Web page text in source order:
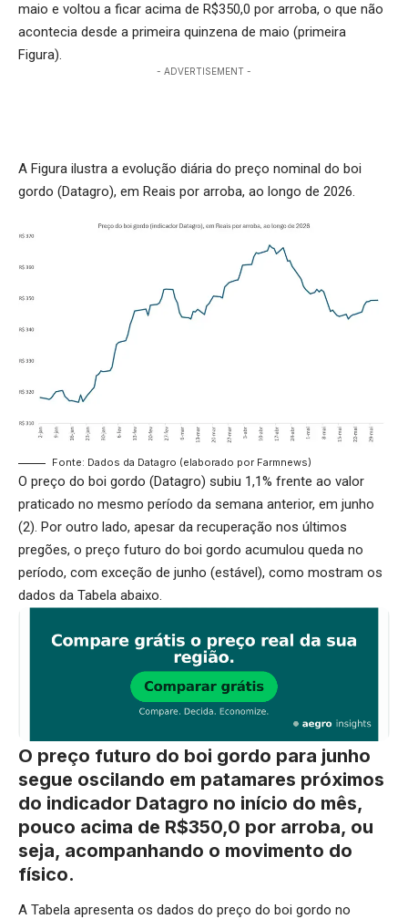
maio e voltou a ficar acima de R$350,0 por arroba, o que não
acontecia desde a primeira quinzena de maio (primeira
Figura).
- ADVERTISEMENT -
A Figura ilustra a evolução diária do preço nominal do boi
gordo (Datagro), em Reais por arroba, ao longo de 2026.
Fonte: Dados da Datagro (elaborado por Farmnews)
O preço do boi gordo (Datagro) subiu 1,1% frente ao valor
praticado no mesmo período da semana anterior, em junho
(2). Por outro lado, apesar da recuperação nos últimos
pregões, o preço futuro do boi gordo acumulou queda no
período, com exceção de junho (estável), como mostram os
dados da Tabela abaixo.
O preço futuro do boi gordo para junho
segue oscilando em patamares próximos
do indicador Datagro no início do mês,
pouco acima de R$350,0 por arroba, ou
seja, acompanhando o movimento do
físico.
A Tabela apresenta os dados do preço do boi gordo no